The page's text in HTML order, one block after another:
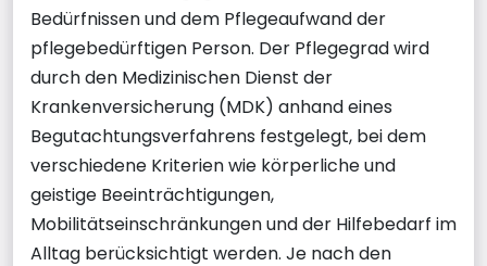
Bedürfnissen und dem Pflegeaufwand der
pflegebedürftigen Person. Der Pflegegrad wird
durch den Medizinischen Dienst der
Krankenversicherung (MDK) anhand eines
Begutachtungsverfahrens festgelegt, bei dem
verschiedene Kriterien wie körperliche und
geistige Beeinträchtigungen,
Mobilitätseinschränkungen und der Hilfebedarf im
Alltag berücksichtigt werden. Je nach den